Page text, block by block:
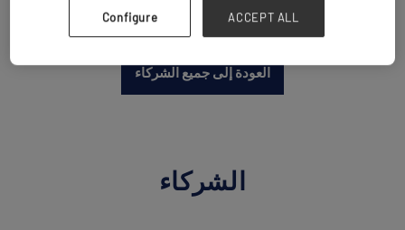
العودة إلى جميع الشركاء
الشركاء
Configure ACCEPT ALL